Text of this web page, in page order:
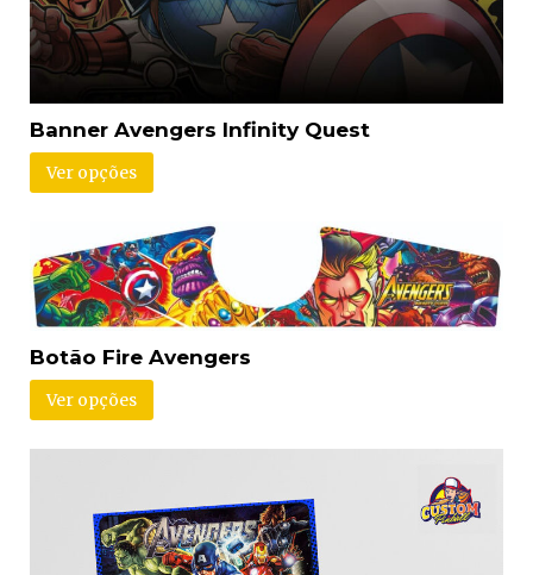
Banner Avengers Infinity Quest
Ver opções
Botão Fire Avengers
Ver opções